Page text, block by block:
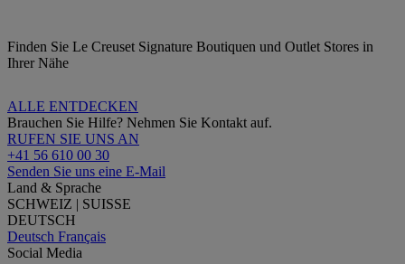
Finden Sie Le Creuset Signature Boutiquen und Outlet Stores in
Ihrer Nähe
ALLE ENTDECKEN
Brauchen Sie Hilfe? Nehmen Sie Kontakt auf.
RUFEN SIE UNS AN
+41 56 610 00 30
Senden Sie uns eine E-Mail
Land & Sprache
SCHWEIZ | SUISSE
DEUTSCH
Deutsch Français
Social Media